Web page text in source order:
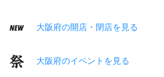
大阪府の開店・閉店を見る
大阪府のイベントを見る